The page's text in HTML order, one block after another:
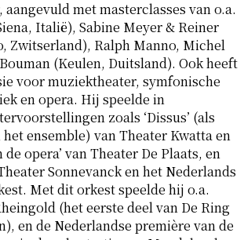
aangevuld met masterclasses van o.a.
Italië), Sabine Meyer & Reiner
Zwitserland), Ralph Manno, Michel
(Keulen, Duitsland). Ook heeft
voor muziektheater, symfonische
en opera. Hij speelde in
zoals ‘Dissus’ (als
ensemble) van Theater Kwatta en
de opera’ van Theater De Plaats, en
Sonnevanck en het Nederlands
Met dit orkest speelde hij o.a.
(het eerste deel van De Ring
en de Nederlandse première van de